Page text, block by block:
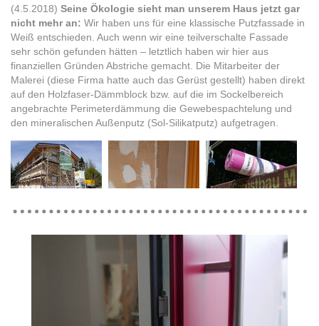
(4.5.2018) Seine Ökologie sieht man unserem Haus jetzt gar
nicht mehr an: Wir haben uns für eine klassische Putzfassade in
Weiß entschieden. Auch wenn wir eine teilverschalte Fassade
sehr schön gefunden hätten – letztlich haben wir hier aus
finanziellen Gründen Abstriche gemacht. Die Mitarbeiter der
Malerei (diese Firma hatte auch das Gerüst gestellt) haben direkt
auf den Holzfaser-Dämmblock bzw. auf die im Sockelbereich
angebrachte Perimeterdämmung die Gewebespachtelung und
den mineralischen Außenputz (Sol-Silikatputz) aufgetragen.